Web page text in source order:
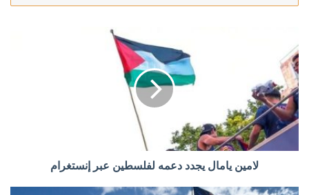
لامين يامال يجدد دعمه لفلسطين عبر إنستغرام